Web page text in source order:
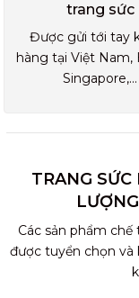
trang sức
Được gửi tới tay
hàng tại Việt Nam,
Singapore,...
TRANG
Các sản phẩm
được tuyển chọn